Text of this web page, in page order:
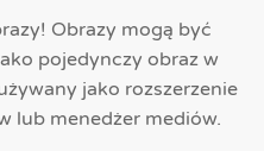
Obrazy mogą być
pojedynczy obraz w
jako rozszerzenie
lub menedżer mediów.